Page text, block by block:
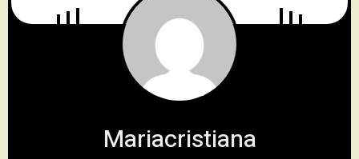
Mariacristiana